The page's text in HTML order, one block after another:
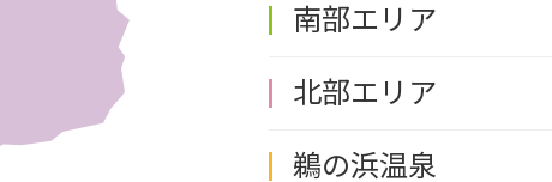
南部エリア
北部エリア
鵜の浜温泉